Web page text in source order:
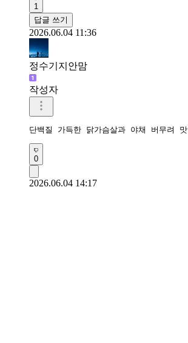
1
답글 쓰기
2026.06.04 11:36
정수기지안맘
작성자
단백질 가득한 닭가슴살과 야채 버무려
0
2026.06.04 14:17